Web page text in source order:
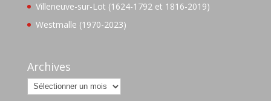
Villeneuve-sur-Lot (1624-1792 et 1816-2019)
Westmalle (1970-2023)
Archives
Archives